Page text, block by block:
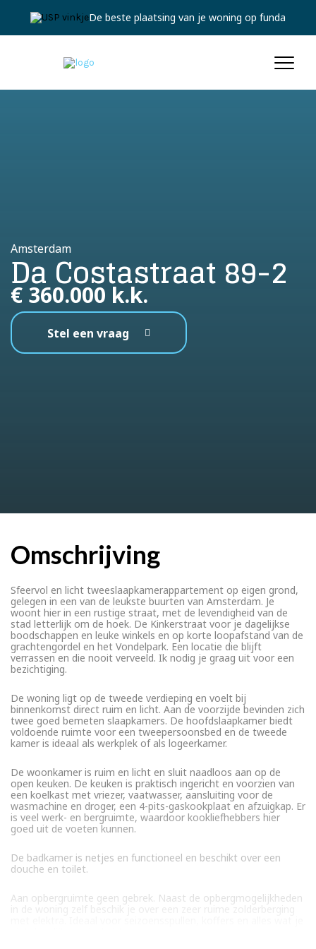
Jouw persoonlijke expert
Amsterdam
Da Costastraat 89-2
€ 360.000 k.k.
Stel een vraag
Omschrijving
Sfeervol en licht tweeslaapkamerappartement op eigen grond,
gelegen in een van de leukste buurten van Amsterdam. Je
woont hier in een rustige straat, met de levendigheid van de
stad letterlijk om de hoek. De Kinkerstraat voor je dagelijkse
boodschappen en leuke winkels en op korte loopafstand van de
grachtengordel en het Vondelpark. Een locatie die blijft
verrassen en die nooit verveeld. Ik nodig je graag uit voor een
bezichtiging.
De woning ligt op de tweede verdieping en voelt bij
binnenkomst direct ruim en licht. Aan de voorzijde bevinden zich
twee goed bemeten slaapkamers. De hoofdslaapkamer biedt
voldoende ruimte voor een tweepersoonsbed en de tweede
kamer is ideaal als werkplek of als logeerkamer.
De woonkamer is ruim en licht en sluit naadloos aan op de
open keuken. De keuken is praktisch ingericht en voorzien van
een koelkast met vriezer, vaatwasser, aansluiting voor de
wasmachine en droger, een 4-pits-gaskookplaat en afzuigkap. Er
is veel werk- en bergruimte, waardoor kookliefhebbers hier
goed uit de voeten kunnen.
De badkamer is netjes en functioneel en beschikt over een
douche en toilet.
Aan opbergruimte geen gebrek. Naast de opbergmogelijkheden
in de woning zelf beschik je over een zeer ruime zolderberging